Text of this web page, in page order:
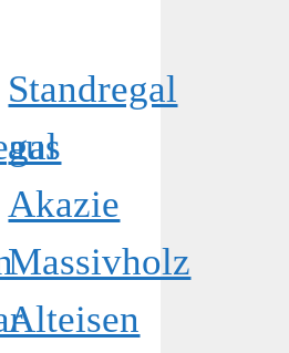
Standregal
aus
Akazie
Massivholz
Alteisen